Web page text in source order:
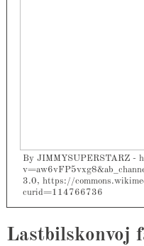
By JIMMYSUPERSTARZ -
3.0, https://
curid=114766736
Lastbilskonvoj